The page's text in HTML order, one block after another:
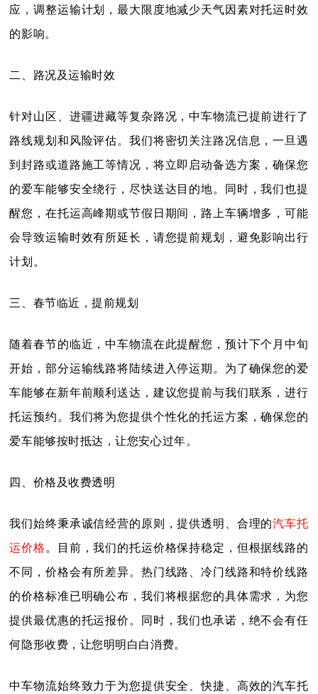
应，调整运输计划，最大限度地减少天气因素对托运时效
的影响。
二、路况及运输时效
针对山区、进疆进藏等复杂路况，中车物流已提前进行了
路线规划和风险评估。我们将密切关注路况信息，一旦遇
到封路或道路施工等情况，将立即启动备选方案，确保您
的爱车能够安全绕行，尽快送达目的地。同时，我们也提
醒您，在托运高峰期或节假日期间，路上车辆增多，可能
会导致运输时效有所延长，请您提前规划，避免影响出行
计划。
三、春节临近，提前规划
随着春节的临近，中车物流在此提醒您，预计下个月中旬
开始，部分运输线路将陆续进入停运期。为了确保您的爱
车能够在新年前顺利送达，建议您提前与我们联系，进行
托运预约。我们将为您提供个性化的托运方案，确保您的
爱车能够按时抵达，让您安心过年。
四、价格及收费透明
我们始终秉承诚信经营的原则，提供透明、合理的汽车托
运价格。目前，我们的托运价格保持稳定，但根据线路的
不同，价格会有所差异。热门线路、冷门线路和特价线路
的价格标准已明确公布，我们将根据您的具体需求，为您
提供最优惠的托运报价。同时，我们也承诺，绝不会有任
何隐形收费，让您明明白白消费。
中车物流始终致力于为您提供安全、快捷、高效的汽车托